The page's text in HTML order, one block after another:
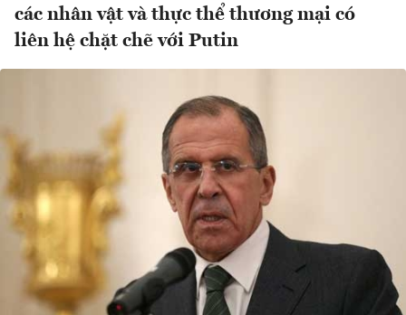
các nhân vật và thực thể thương mại có
liên hệ chặt chẽ với Putin